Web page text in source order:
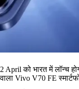
2 April को भारत में लॉन्च
वाला Vivo V70 FE